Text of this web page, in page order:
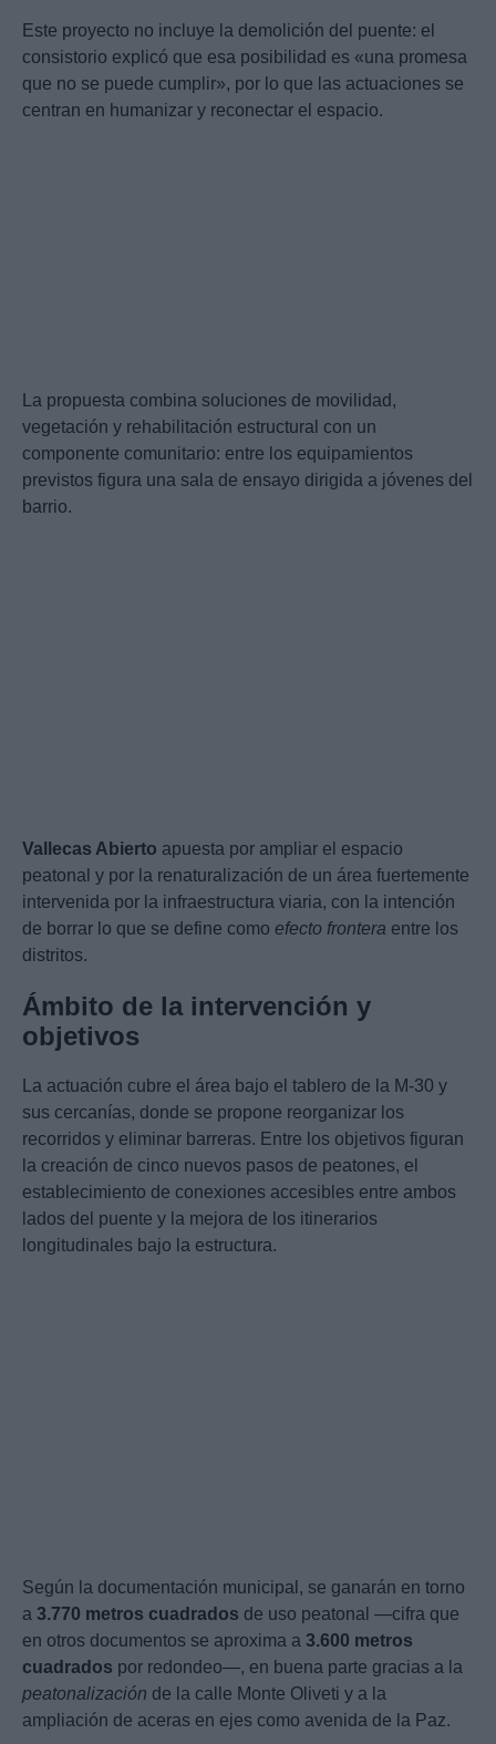
Este proyecto no incluye la demolición del puente: el
consistorio explicó que esa posibilidad es «una promesa
que no se puede cumplir», por lo que las actuaciones se
centran en humanizar y reconectar el espacio.
La propuesta combina soluciones de movilidad,
vegetación y rehabilitación estructural con un
componente comunitario: entre los equipamientos
previstos figura una sala de ensayo dirigida a jóvenes del
barrio.
Vallecas Abierto apuesta por ampliar el espacio
peatonal y por la renaturalización de un área fuertemente
intervenida por la infraestructura viaria, con la intención
de borrar lo que se define como efecto frontera entre los
distritos.
Ámbito de la intervención y
objetivos
La actuación cubre el área bajo el tablero de la M-30 y
sus cercanías, donde se propone reorganizar los
recorridos y eliminar barreras. Entre los objetivos figuran
la creación de cinco nuevos pasos de peatones, el
establecimiento de conexiones accesibles entre ambos
lados del puente y la mejora de los itinerarios
longitudinales bajo la estructura.
Según la documentación municipal, se ganarán en torno
a 3.770 metros cuadrados de uso peatonal —cifra que
en otros documentos se aproxima a 3.600 metros
cuadrados por redondeo—, en buena parte gracias a la
peatonalización de la calle Monte Oliveti y a la
ampliación de aceras en ejes como avenida de la Paz.